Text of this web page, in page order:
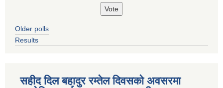
Older polls
Results
सहीद दिल बहादुर रम्तेल दिवसको अवसरमा